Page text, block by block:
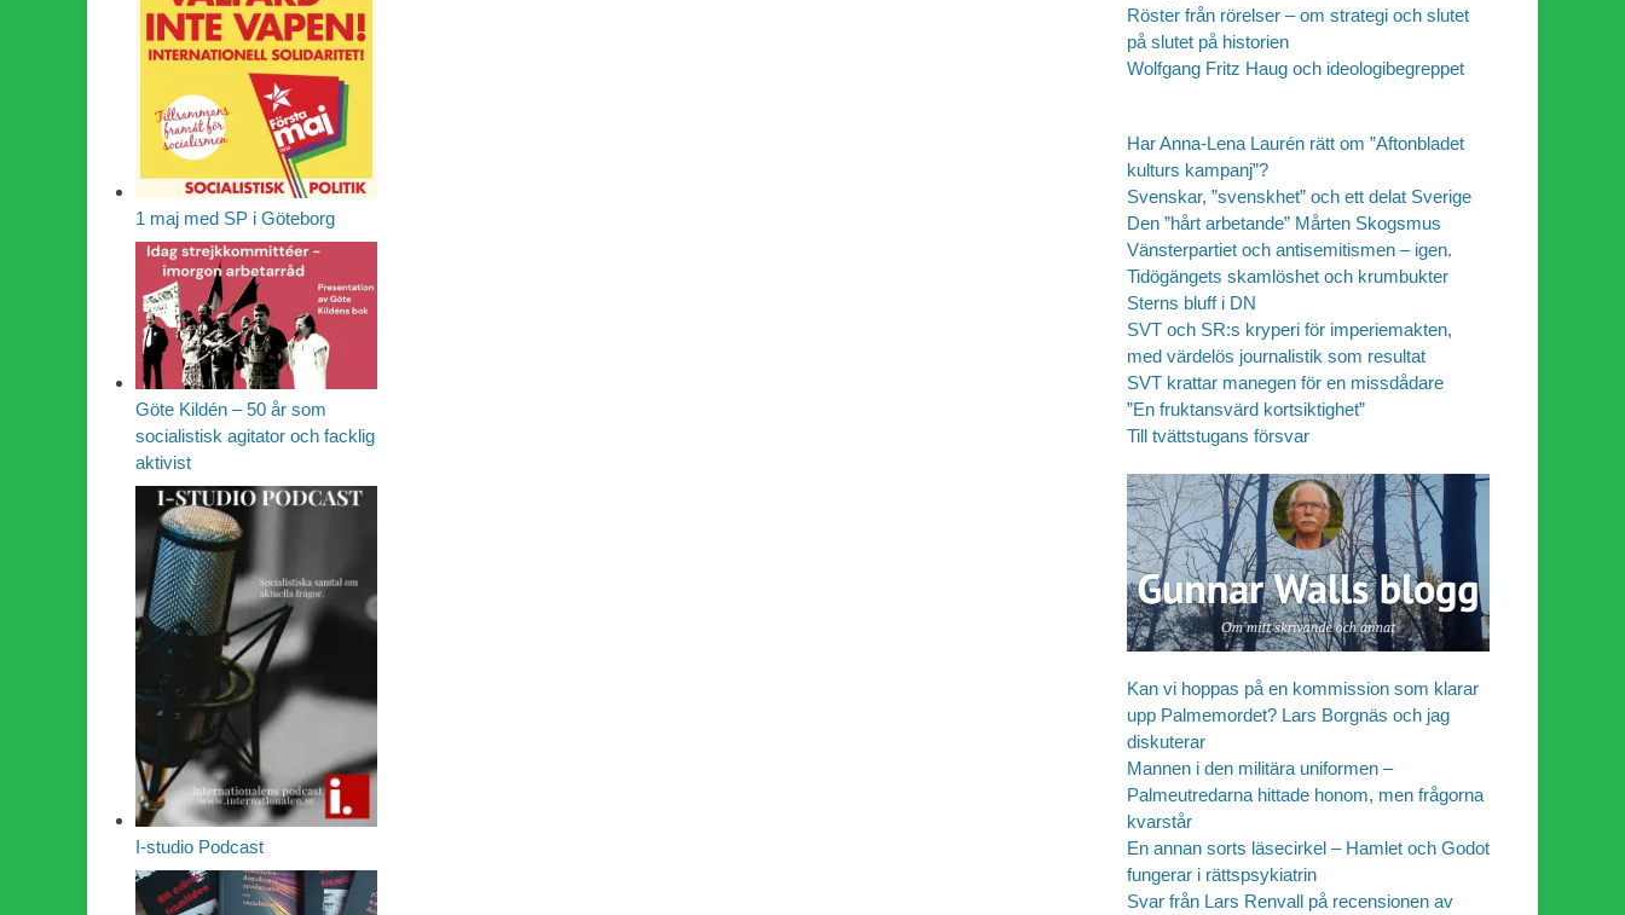
Röster från rörelser – om strategi och slutet
på slutet på historien
Wolfgang Fritz Haug och ideologibegreppet
Har Anna-Lena Laurén rätt om ”Aftonbladet
kulturs kampanj”?
Svenskar, ”svenskhet” och ett delat Sverige
Den ”hårt arbetande” Mårten Skogsmus
Vänsterpartiet och antisemitismen – igen.
Tidögängets skamlöshet och krumbukter
Sterns bluff i DN
SVT och SR:s kryperi för imperiemakten,
med värdelös journalistik som resultat
SVT krattar manegen för en missdådare
”En fruktansvärd kortsiktighet”
Till tvättstugans försvar
Kan vi hoppas på en kommission som klarar
upp Palmemordet? Lars Borgnäs och jag
diskuterar
Mannen i den militära uniformen –
Palmeutredarna hittade honom, men frågorna
kvarstår
En annan sorts läsecirkel – Hamlet och Godot
fungerar i rättspsykiatrin
Svar från Lars Renvall på recensionen av
1 maj med SP i Göteborg
Göte Kildén – 50 år som
socialistisk agitator och facklig
aktivist
I-studio Podcast